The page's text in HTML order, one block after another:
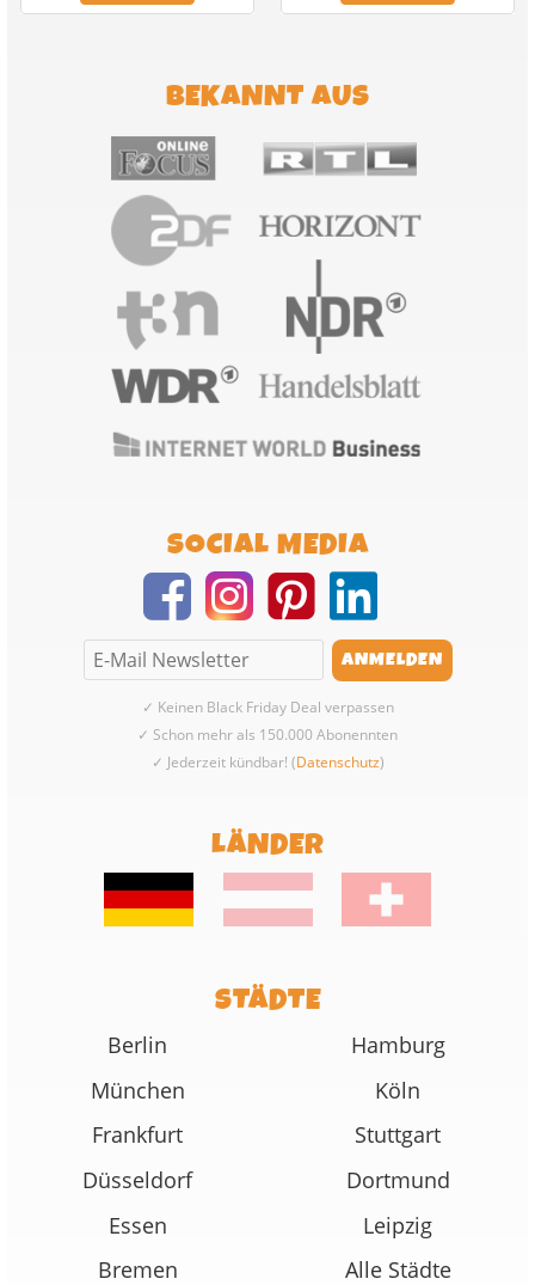
BEKANNT AUS
SOCIAL MEDIA
✓ Keinen Black Friday Deal verpassen
✓ Schon mehr als 150.000 Abonennten
✓ Jederzeit kündbar! (Datenschutz)
LÄNDER
STÄDTE
Berlin
Hamburg
München
Köln
Frankfurt
Stuttgart
Düsseldorf
Dortmund
Essen
Leipzig
Bremen
Alle Städte